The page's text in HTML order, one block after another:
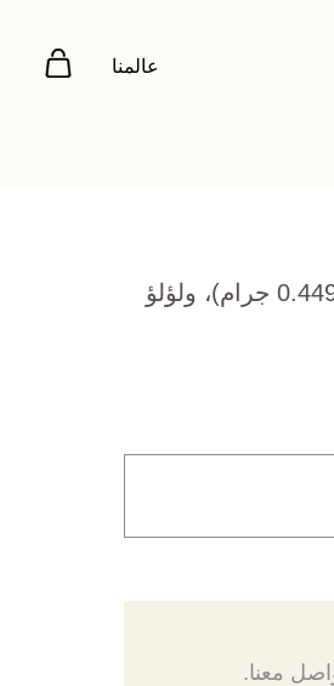
عالمنا
ذهب أصفر عيار 22 (8.192 جرام)، لابيز لازولي (0.449 جرام)، ولؤلؤ
معنا.